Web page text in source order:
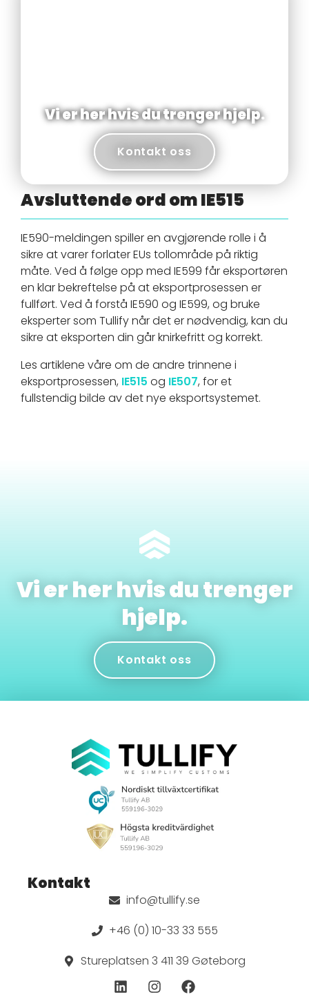
Vi er her hvis du trenger hjelp.
Kontakt oss
Avsluttende ord om IE515
IE590-meldingen spiller en avgjørende rolle i å
sikre at varer forlater EUs tollområde på riktig
måte. Ved å følge opp med IE599 får eksportøren
en klar bekreftelse på at eksportprosessen er
fullført. Ved å forstå IE590 og IE599, og bruke
eksperter som Tullify når det er nødvendig, kan du
sikre at eksporten din går knirkefritt og korrekt.
Les artiklene våre om de andre trinnene i
eksportprosessen, IE515 og IE507, for et
fullstendig bilde av det nye eksportsystemet.
Vi er her hvis du trenger
hjelp.
Kontakt oss
Kontakt
info@tullify.se
+46 (0) 10-33 33 555
Stureplatsen 3 411 39 Gøteborg